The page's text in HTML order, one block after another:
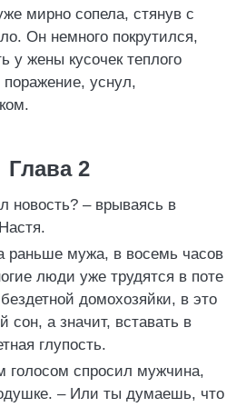
мирно сопела, стянув с
Он немного покрутился,
у жены кусочек теплого
уснул,
Глава 2
новость? – врываясь в
раньше мужа, в восемь часов
люди уже трудятся в поте
домохозяйки, в это
сон, а значит, вставать в
глупость.
голосом спросил мужчина,
– Или ты думаешь, что